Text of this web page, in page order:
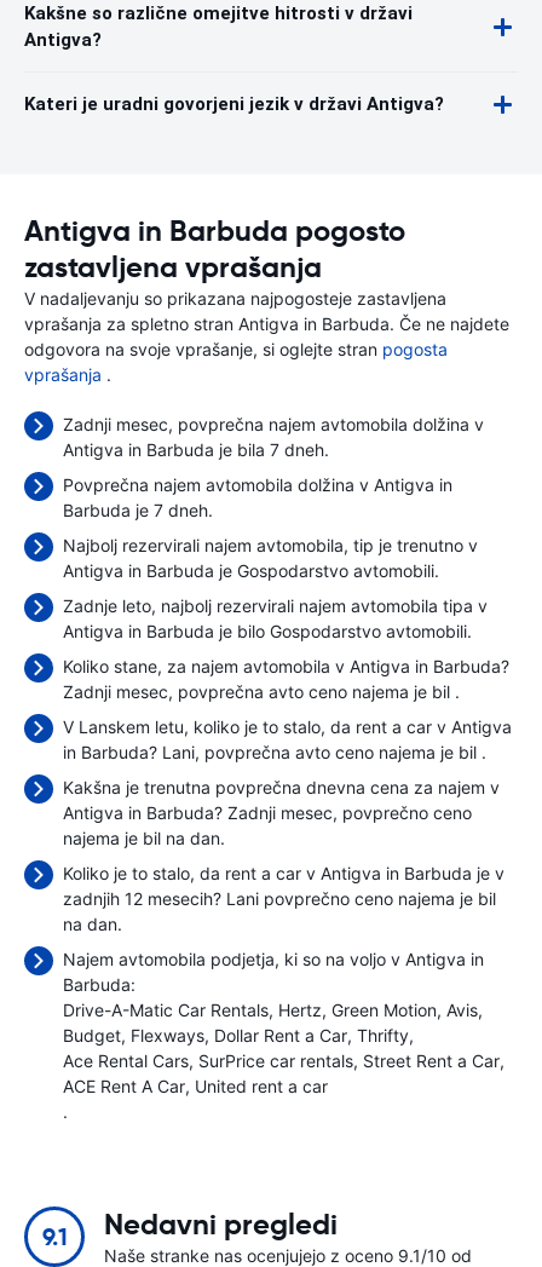
Kakšne so različne omejitve hitrosti v državi
Antigva?
Kateri je uradni govorjeni jezik v državi Antigva?
Antigva in Barbuda pogosto
zastavljena vprašanja
V nadaljevanju so prikazana najpogosteje zastavljena
vprašanja za spletno stran Antigva in Barbuda. Če ne najdete
odgovora na svoje vprašanje, si oglejte stran pogosta
vprašanja .
Zadnji mesec, povprečna najem avtomobila dolžina v
Antigva in Barbuda je bila 7 dneh.
Povprečna najem avtomobila dolžina v Antigva in
Barbuda je 7 dneh.
Najbolj rezervirali najem avtomobila, tip je trenutno v
Antigva in Barbuda je Gospodarstvo avtomobili.
Zadnje leto, najbolj rezervirali najem avtomobila tipa v
Antigva in Barbuda je bilo Gospodarstvo avtomobili.
Koliko stane, za najem avtomobila v Antigva in Barbuda?
Zadnji mesec, povprečna avto ceno najema je bil .
V Lanskem letu, koliko je to stalo, da rent a car v Antigva
in Barbuda? Lani, povprečna avto ceno najema je bil .
Kakšna je trenutna povprečna dnevna cena za najem v
Antigva in Barbuda? Zadnji mesec, povprečno ceno
najema je bil na dan.
Koliko je to stalo, da rent a car v Antigva in Barbuda je v
zadnjih 12 mesecih? Lani povprečno ceno najema je bil
na dan.
Najem avtomobila podjetja, ki so na voljo v Antigva in
Barbuda:
Drive-A-Matic Car Rentals Hertz Green Motion Avis
Budget Flexways Dollar Rent a Car Thrifty
Ace Rental Cars SurPrice car rentals Street Rent a Car
ACE Rent A Car United rent a car
.
9.1 Nedavni pregledi
Naše stranke nas ocenjujejo z oceno 9.1/10 od